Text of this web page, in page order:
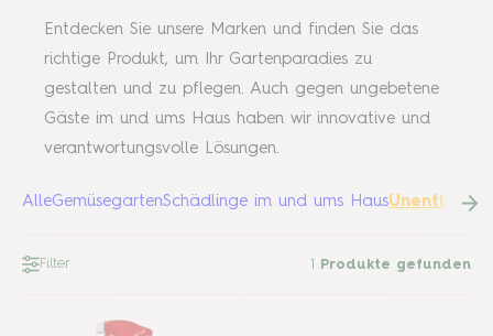
Entdecken Sie unsere Marken und finden Sie das
richtige Produkt, um Ihr Gartenparadies zu
gestalten und zu pflegen. Auch gegen ungebetene
Gäste im und ums Haus haben wir innovative und
verantwortungsvolle Lösungen.
AlleGemüsegartenSchädlinge im und ums Haus
Filter 1 Produkte gefunden